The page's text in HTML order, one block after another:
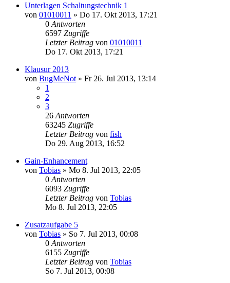
Unterlagen Schaltungstechnik 1
von 01010011 » Do 17. Okt 2013, 17:21
0 Antworten
6597 Zugriffe
Letzter Beitrag von 01010011
Do 17. Okt 2013, 17:21
Klausur 2013
von BugMeNot » Fr 26. Jul 2013, 13:14
1
2
3
26 Antworten
63245 Zugriffe
Letzter Beitrag von fish
Do 29. Aug 2013, 16:52
Gain-Enhancement
von Tobias » Mo 8. Jul 2013, 22:05
0 Antworten
6093 Zugriffe
Letzter Beitrag von Tobias
Mo 8. Jul 2013, 22:05
Zusatzaufgabe 5
von Tobias » So 7. Jul 2013, 00:08
0 Antworten
6155 Zugriffe
Letzter Beitrag von Tobias
So 7. Jul 2013, 00:08